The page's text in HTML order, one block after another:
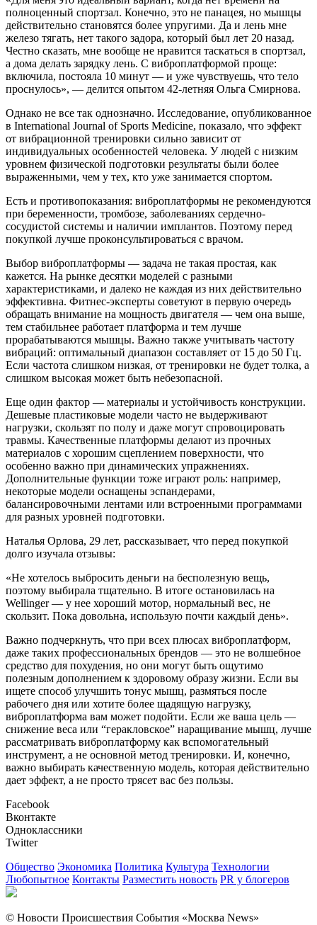
полноценный спортзал. Конечно, это не панацея, но мышцы
действительно становятся более упругими. Да и лень мне
железо тягать, нет такого задора, который был лет 20 назад.
Честно сказать, мне вообще не нравится таскаться в спортзал,
а дома делать зарядку лень. С виброплатформой проще:
включила, постояла 10 минут — и уже чувствуешь, что тело
проснулось», — делится опытом 42-летняя Ольга Смирнова.
Однако не все так однозначно. Исследование, опубликованное
в International Journal of Sports Medicine, показало, что эффект
от вибрационной тренировки сильно зависит от
индивидуальных особенностей человека. У людей с низким
уровнем физической подготовки результаты были более
выраженными, чем у тех, кто уже занимается спортом.
Есть и противопоказания: виброплатформы не рекомендуются
при беременности, тромбозе, заболеваниях сердечно-
сосудистой системы и наличии имплантов. Поэтому перед
покупкой лучше проконсультироваться с врачом.
Выбор виброплатформы — задача не такая простая, как
кажется. На рынке десятки моделей с разными
характеристиками, и далеко не каждая из них действительно
эффективна. Фитнес-эксперты советуют в первую очередь
обращать внимание на мощность двигателя — чем она выше,
тем стабильнее работает платформа и тем лучше
прорабатываются мышцы. Важно также учитывать частоту
вибраций: оптимальный диапазон составляет от 15 до 50 Гц.
Если частота слишком низкая, от тренировки не будет толка, а
слишком высокая может быть небезопасной.
Еще один фактор — материалы и устойчивость конструкции.
Дешевые пластиковые модели часто не выдерживают
нагрузки, скользят по полу и даже могут спровоцировать
травмы. Качественные платформы делают из прочных
материалов с хорошим сцеплением поверхности, что
особенно важно при динамических упражнениях.
Дополнительные функции тоже играют роль: например,
некоторые модели оснащены эспандерами,
балансировочными лентами или встроенными программами
для разных уровней подготовки.
Наталья Орлова, 29 лет, рассказывает, что перед покупкой
долго изучала отзывы:
«Не хотелось выбросить деньги на бесполезную вещь,
поэтому выбирала тщательно. В итоге остановилась на
Wellinger — у нее хороший мотор, нормальный вес, не
скользит. Пока довольна, использую почти каждый день».
Важно подчеркнуть, что при всех плюсах виброплатформ,
даже таких профессиональных брендов — это не волшебное
средство для похудения, но они могут быть ощутимо
полезным дополнением к здоровому образу жизни. Если вы
ищете способ улучшить тонус мышц, размяться после
рабочего дня или хотите более щадящую нагрузку,
виброплатформа вам может подойти. Если же ваша цель —
снижение веса или “геракловское” наращивание мышц, лучше
рассматривать виброплатформу как вспомогательный
инструмент, а не основной метод тренировки. И, конечно,
важно выбирать качественную модель, которая действительно
дает эффект, а не просто трясет вас без пользы.
Facebook
Вконтакте
Одноклассники
Twitter
Общество Экономика Политика Культура Технологии
Любопытное Контакты Разместить новость PR у блогеров
© Новости Происшествия События «Москва News»